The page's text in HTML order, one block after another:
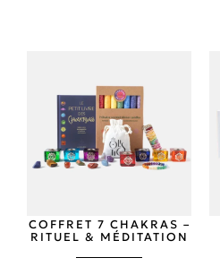
COFFRET 7 CHAKRAS –
RITUEL & MÉDITATION